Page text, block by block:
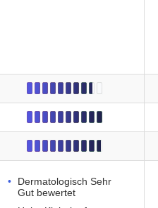
Dermatologisch Sehr
Gut bewertet